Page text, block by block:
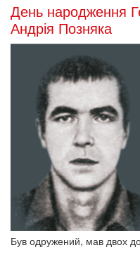
День народження
Андрія Позняка
Був одружений, мав двох